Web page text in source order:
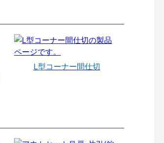
L型コーナー間仕切